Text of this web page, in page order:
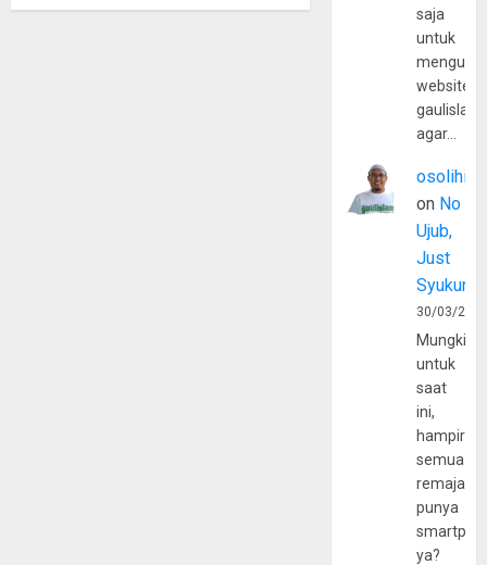
saja
untuk
website
agar…
osolihin
on No
Ujub,
Just
Syukur
30/03/
Mungkin
untuk
saat
ini,
hampir
semua
remaja
punya
ya?